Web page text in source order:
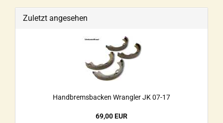
Zuletzt angesehen
Handbremsbacken Wrangler JK 07-17
69,00 EUR